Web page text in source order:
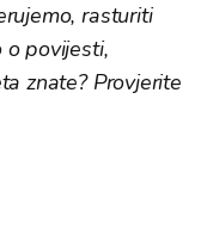
rasturiti
o povijesti,
znate? Provjerite